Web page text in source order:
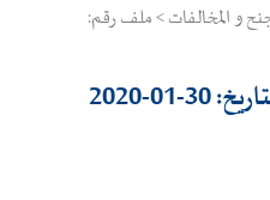
و المخالفات > ملف رقم: